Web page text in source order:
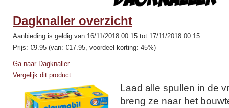
Dagknaller overzicht
Aanbieding is geldig van 16/11/2018 00:15 tot 17/11/2018 00:15
Prijs: €9.95 (van: €17.95, voordeel korting: 45%)
Ga naar Dagknaller
Vergelijk dit product
Laad alle spullen in de
breng ze naar het